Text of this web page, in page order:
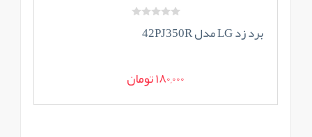
برد زد LG مدل 42PJ350R
180,000 تومان